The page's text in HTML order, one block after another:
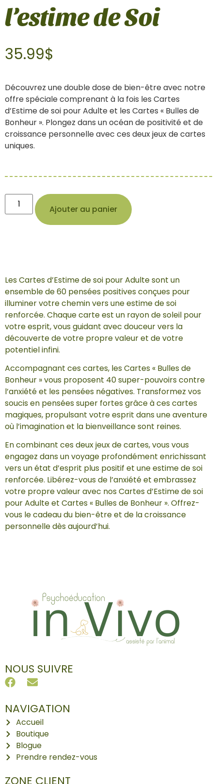
l’estime de Soi
35.99$
Découvrez une double dose de bien-être avec notre
offre spéciale comprenant à la fois les Cartes
d’Estime de soi pour Adulte et les Cartes « Bulles de
Bonheur ». Plongez dans un océan de positivité et de
croissance personnelle avec ces deux jeux de cartes
uniques.
Ajouter au panier
Les Cartes d’Estime de soi pour Adulte sont un
ensemble de 60 pensées positives conçues pour
illuminer votre chemin vers une estime de soi
renforcée. Chaque carte est un rayon de soleil pour
votre esprit, vous guidant avec douceur vers la
découverte de votre propre valeur et de votre
potentiel infini.
Accompagnant ces cartes, les Cartes « Bulles de
Bonheur » vous proposent 40 super-pouvoirs contre
l’anxiété et les pensées négatives. Transformez vos
soucis en pensées super fortes grâce à ces cartes
magiques, propulsant votre esprit dans une aventure
où l’imagination et la bienveillance sont reines.
En combinant ces deux jeux de cartes, vous vous
engagez dans un voyage profondément enrichissant
vers un état d’esprit plus positif et une estime de soi
renforcée. Libérez-vous de l’anxiété et embrassez
votre propre valeur avec nos Cartes d’Estime de soi
pour Adulte et Cartes « Bulles de Bonheur ». Offrez-
vous le cadeau du bien-être et de la croissance
personnelle dès aujourd’hui.
NAVIGATION
Accueil
Boutique
Blogue
Prendre rendez-vous
ZONE CLIENT
NOUS SUIVRE